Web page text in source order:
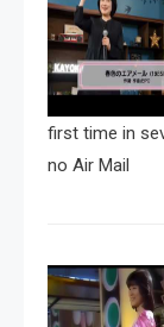
first time in
no Air Mail